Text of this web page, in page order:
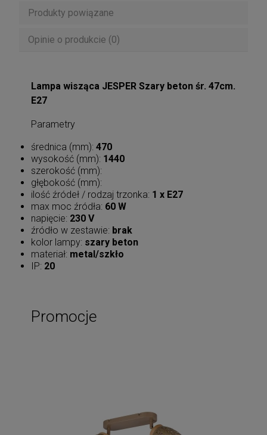
Produkty powiązane
Opinie o produkcie (0)
Lampa wisząca JESPER Szary beton śr. 47cm.
E27
Parametry
średnica (mm): 470
wysokość (mm): 1440
szerokość (mm):
głębokość (mm):
ilość źródeł / rodzaj trzonka: 1 x E27
max moc źródła: 60 W
napięcie: 230 V
źródło w zestawie: brak
kolor lampy: szary beton
materiał: metal/szkło
IP: 20
Promocje